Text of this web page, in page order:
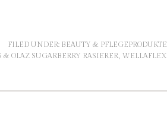
FILED UNDER: BEAUTY & PFLEGEPRODUKTE
& OLAZ SUGARBERRY RASIERER, WELLAFLEX